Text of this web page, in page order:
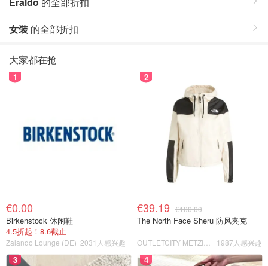
女装 的全部折扣
大家都在抢
1
€0.00
Birkenstock 休闲鞋
4.5折起！8.6截止
Zalando Lounge (DE) 2031人感兴趣
2
€39.19 €100.00
The North Face Sheru 防风夹克
1987人感兴趣
3 4